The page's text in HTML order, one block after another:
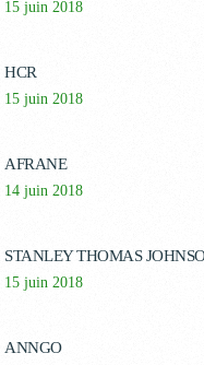
15 juin 2018
HCR
15 juin 2018
AFRANE
14 juin 2018
STANLEY THOMAS
15 juin 2018
ANNGO